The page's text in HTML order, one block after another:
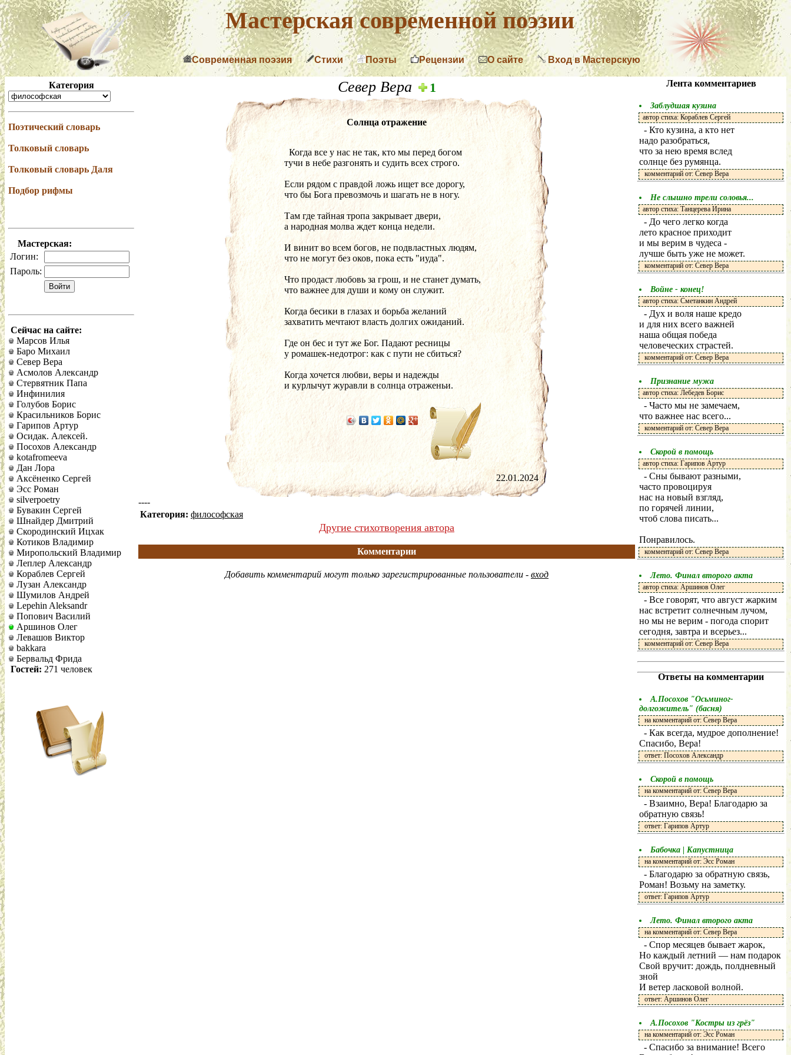
Мастерская современной поэзии
Современная поэзия Стихи Поэты Рецензии О сайте Вход в Мастерскую
Категория
Поэтический словарь
Толковый словарь
Толковый словарь Даля
Подбор рифмы
Мастерская:
Логин:
Пароль:
Сейчас на сайте:
Марсов Илья
Баро Михаил
Север Вера
Асмолов Александр
Стервятник Папа
Инфинилия
Голубов Борис
Красильников Борис
Гарипов Артур
Осидак. Алексей.
Посохов Александр
kotafromeeva
Дан Лора
Аксёненко Сергей
Эсс Роман
silverpoetry
Бувакин Сергей
Шнайдер Дмитрий
Скородинский Ицхак
Котиков Владимир
Миропольский Владимир
Леплер Александр
Кораблев Сергей
Лузан Александр
Шумилов Андрей
Lepehin Aleksandr
Попович Василий
Аршинов Олег
Левашов Виктор
bakkara
Бервальд Фрида
Гостей: 271 человек
Север Вера 1
Солнца отражение
  Когда все у нас не так, кто мы перед богом
тучи в небе разгонять и судить всех строго.
Если рядом с правдой ложь ищет все дорогу,
что бы Бога превозмочь и шагать не в ногу.
Там где тайная тропа закрывает двери,
а народная молва ждет конца недели.
И винит во всем богов, не подвластных людям,
что не могут без оков, пока есть "иуда".
Что продаст любовь за грош, и не станет думать,
что важнее для души и кому он служит.
Когда бесики в глазах и борьба желаний
захватить мечтают власть долгих ожиданий.
Где он бес и тут же Бог. Падают ресницы
у ромашек-недотрог: как с пути не сбиться?
Когда хочется любви, веры и надежды
и курлычут журавли в солнца отраженьи.
22.01.2024
----
Категория: философская
Другие стихотворения автора
Комментарии
Добавить комментарий могут только зарегистрированные пользователи - вход
Лента комментариев
Заблудшая кузина
автор стиха: Кораблев Сергей
- Кто кузина, а кто нет
надо разобраться,
что за нею время вслед
солнце без румянца.
комментарий от: Север Вера
Не слышно трели соловья...
автор стиха: Танцерева Ирина
- До чего легко когда
лето красное приходит
и мы верим в чудеса -
лучше быть уже не может.
комментарий от: Север Вера
Войне - конец!
автор стиха: Сметанкин Андрей
- Дух и воля наше кредо
и для них всего важней
наша общая победа
человеческих страстей.
комментарий от: Север Вера
Признание мужа
автор стиха: Лебедев Борис
- Часто мы не замечаем,
что важнее нас всего...
комментарий от: Север Вера
Скорой в помощь
автор стиха: Гарипов Артур
- Сны бывают разными,
часто провоцируя
нас на новый взгляд,
по горячей линии,
чтоб слова писать...
Понравилось.
комментарий от: Север Вера
Лето. Финал второго акта
автор стиха: Аршинов Олег
- Все говорят, что август жарким
нас встретит солнечным лучом,
но мы не верим - погода спорит
сегодня, завтра и всерьез...
комментарий от: Север Вера
Ответы на комментарии
А.Посохов "Осьминог-
долгожитель" (басня)
на комментарий от: Север Вера
- Как всегда, мудрое дополнение!
Спасибо, Вера!
ответ: Посохов Александр
Скорой в помощь
на комментарий от: Север Вера
- Взаимно, Вера! Благодарю за
обратную связь!
ответ: Гарипов Артур
Бабочка | Капустница
на комментарий от: Эсс Роман
- Благодарю за обратную связь,
Роман! Возьму на заметку.
ответ: Гарипов Артур
Лето. Финал второго акта
на комментарий от: Север Вера
- Спор месяцев бывает жарок,
Но каждый летний — нам подарок
Свой вручит: дождь, полдневный
зной
И ветер ласковой волной.
ответ: Аршинов Олег
А.Посохов "Костры из грёз"
на комментарий от: Эсс Роман
- Спасибо за внимание! Всего